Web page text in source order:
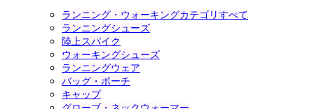
ランニング・ウォーキングカテゴリすべて
ランニングシューズ
陸上スパイク
ウォーキングシューズ
ランニングウェア
バッグ・ポーチ
キャップ